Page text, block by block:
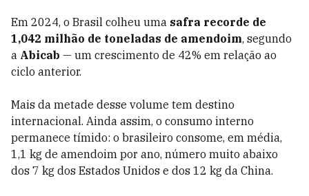
Em 2024, o Brasil colheu uma safra recorde de
1,042 milhão de toneladas de amendoim, segundo
a Abicab — um crescimento de 42% em relação ao
ciclo anterior.
Mais da metade desse volume tem destino
internacional. Ainda assim, o consumo interno
permanece tímido: o brasileiro consome, em média,
1,1 kg de amendoim por ano, número muito abaixo
dos 7 kg dos Estados Unidos e dos 12 kg da China.